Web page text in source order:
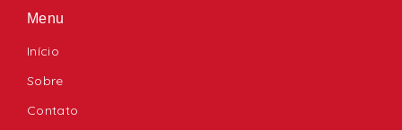
Menu
Início
Sobre
Contato